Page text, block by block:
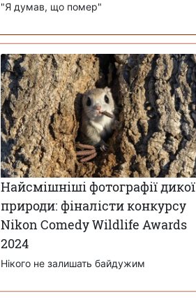
"Я думав, що помер"
Найсмішніші фотографії дикої
природи: фіналісти конкурсу
Nikon Comedy Wildlife Awards
2024
Нікого не залишать байдужим